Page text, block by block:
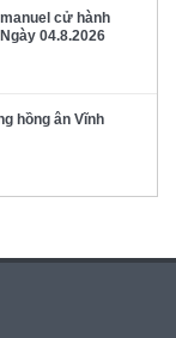
cử hành
04.8.2026
hồng ân Vĩnh